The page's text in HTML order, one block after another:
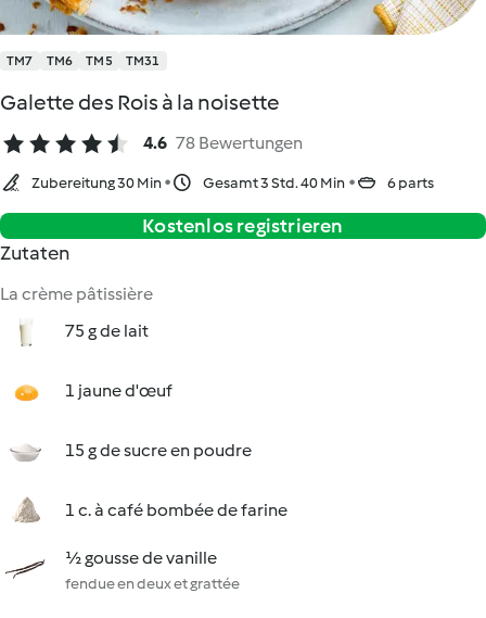
TM7 TM6 TM5 TM31
Galette des Rois à la noisette
4.6 78 Bewertungen
Zubereitung 30 Min Gesamt 3 Std. 40 Min 6 parts
Kostenlos registrieren
Zutaten
La crème pâtissière
75 g de lait
1 jaune d'œuf
15 g de sucre en poudre
1 c. à café bombée de farine
½ gousse de vanille
fendue en deux et grattée